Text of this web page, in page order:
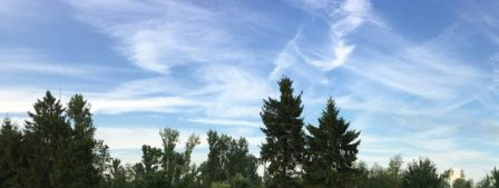
Zu
Inhalten
springen